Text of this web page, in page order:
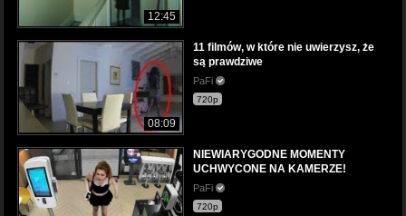
12:45
08:09
11 filmów, w które nie uwierzysz, że
są prawdziwe
PaFi
720p
NIEWIARYGODNE MOMENTY
UCHWYCONE NA KAMERZE!
PaFi
720p